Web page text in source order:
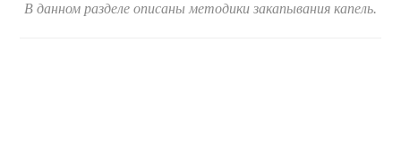
В данном разделе описаны методики закапывания капель.